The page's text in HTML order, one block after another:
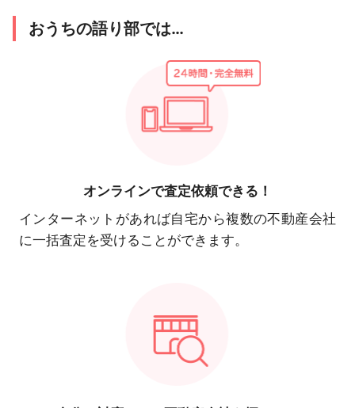
おうちの語り部では…
オンラインで査定依頼できる！
インターネットがあれば自宅から複数の不動産会社
に一括査定を受けることができます。